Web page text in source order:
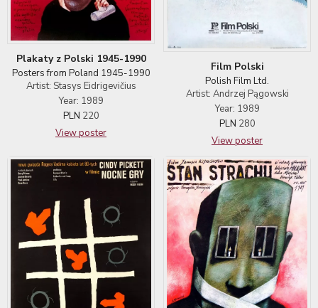
Plakaty z Polski 1945-1990
Posters from Poland 1945-1990
Artist: Stasys Eidrigevičius
Year: 1989
PLN 220
View poster
Film Polski
Polish Film Ltd.
Artist: Andrzej Pągowski
Year: 1989
PLN 280
View poster